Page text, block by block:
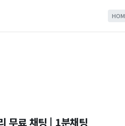
무료 채팅 | 1분채팅